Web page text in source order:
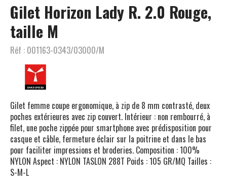
Gilet Horizon Lady R. 2.0 Rouge,
taille M
Réf : 001163-0343/03000/M
Gilet femme coupe ergonomique, à zip de 8 mm contrasté, deux
poches extérieures avec zip couvert. Intérieur : non rembourré, à
filet, une poche zippée pour smartphone avec prédisposition pour
casque et câble, fermeture éclair sur la poitrine et dans le bas
pour faciliter impressions et broderies. Composition : 100%
NYLON Aspect : NYLON TASLON 288T Poids : 105 GR/MQ Tailles :
S-M-L